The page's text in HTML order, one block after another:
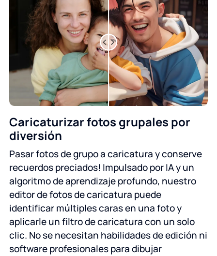
Caricaturizar fotos grupales por
diversión
Pasar fotos de grupo a caricatura y conserve
recuerdos preciados! Impulsado por IA y un
algoritmo de aprendizaje profundo, nuestro
editor de fotos de caricatura puede
identificar múltiples caras en una foto y
aplicarle un filtro de caricatura con un solo
clic. No se necesitan habilidades de edición ni
software profesionales para dibujar